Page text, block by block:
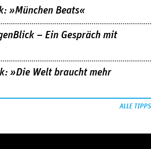
»München Beats«
– Ein Gespräch mit
»Die Welt braucht mehr
ALLE TIPPS